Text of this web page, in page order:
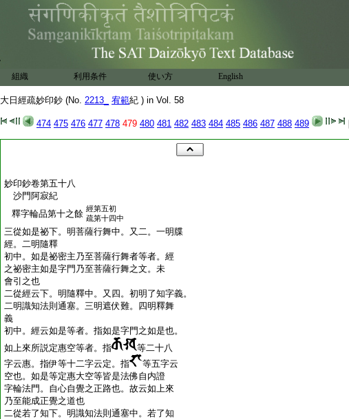
組織 利用条件 使い方 English
大日經疏妙印鈔 (No. 2213_ 宥範紀 ) in Vol. 58
474 475 476 477 478 479 480 481 482 483 484 485 486 487 488 489
妙印鈔卷第五十八
沙門阿寂紀
釋字輪品第十之餘 經第五初
疏第十四中
三從如是祕下。明菩薩行舞中。又二。一明牒
經。二明隨釋
初中。如是祕密主乃至菩薩行舞者等者。經
之祕密主如是字門乃至菩薩行舞之文。未
會引之也
二從經云下。明隨釋中。又四。初明了知字義。
二明識知法則通塞。三明遮伏難。四明釋舞
義
初中。經云如是等者。指如是字門之如是也。
如上來所説定惠空等者。指
等二十八
字云惠。指伊等十二字云定。指
等五字云
空也。如是等定惠大空等皆是法佛自内證
字輪法門。自心自覺之正路也。故云如上來
乃至能成正覺之道也
二從若了知下。明識知法則通塞中。若了知